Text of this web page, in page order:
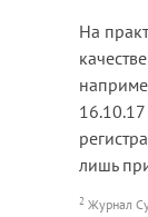
На
лишь
2 Журнал